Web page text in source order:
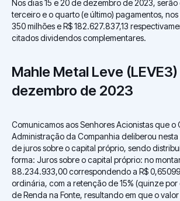
Nos dias 15 e 20 de dezembro de 2023,
terceiro e o quarto (e último) pagamentos,
350 milhões e R$ 182.627.837,13
citados dividendos complementares.
Mahle Metal Leve
dezembro de 2023
Comunicamos aos Senhores Acionistas que o
Administração da Companhia deliberou
de juros sobre o capital próprio, sendo
forma: Juros sobre o capital próprio: no
88.234.933,00 correspondendo a R$
ordinária, com a retenção de 15% (quinze por
de Renda na Fonte, resultando em que o